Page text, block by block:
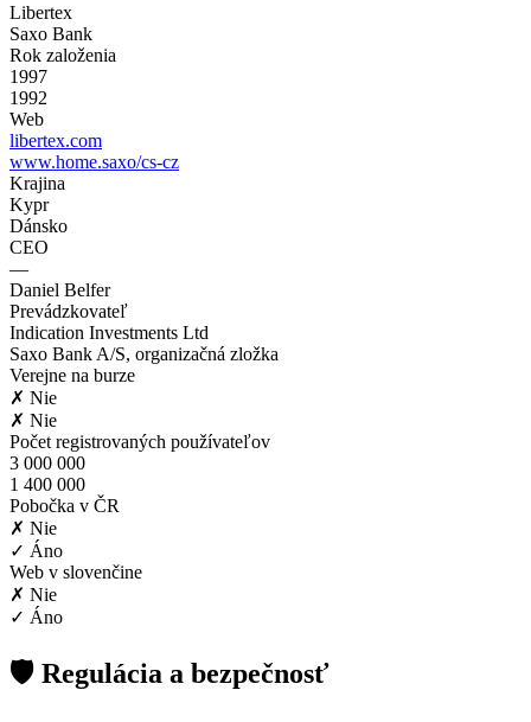
Libertex
Saxo Bank
Rok založenia
1997
1992
Web
libertex.com
www.home.saxo/cs-cz
Krajina
Kypr
Dánsko
CEO
—
Daniel Belfer
Prevádzkovateľ
Indication Investments Ltd
Saxo Bank A/S, organizačná zložka
Verejne na burze
✗ Nie
✗ Nie
Počet registrovaných používateľov
3 000 000
1 400 000
Pobočka v ČR
✗ Nie
✓ Áno
Web v slovenčine
✗ Nie
✓ Áno
🛡️ Regulácia a bezpečnosť